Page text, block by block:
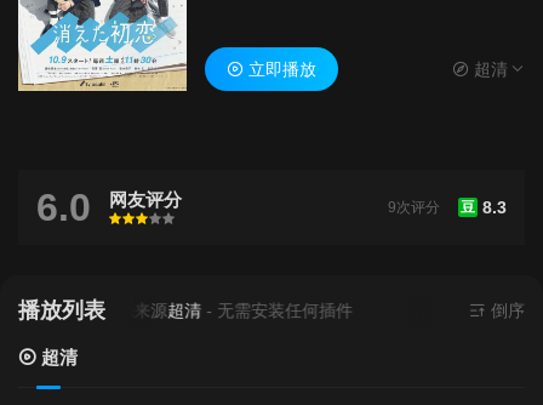
立即播放 超清
6.0 网友评分
很差
较差还行推荐力荐
豆 8.3
9次评分
播放列表
当前资源来源超清- 无需安装任何插件 倒序
超清